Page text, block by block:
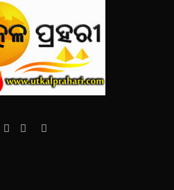
Facebook
TwitterYouTube
Instagram